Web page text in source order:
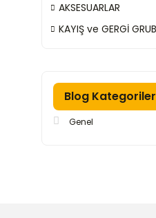
AKSESUARLAR
KAYIŞ ve GERGİ
Blog
Genel